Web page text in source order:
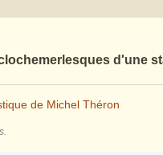
d'une
de Michel Théron